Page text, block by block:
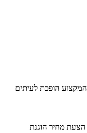
הופכת לעיתים
הצעת מחיר הוגנת